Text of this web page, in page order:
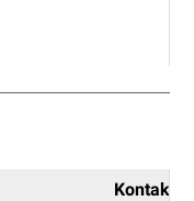
Kontakt